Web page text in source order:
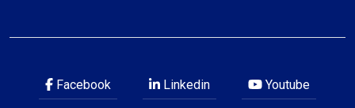
Facebook Linkedin Youtube